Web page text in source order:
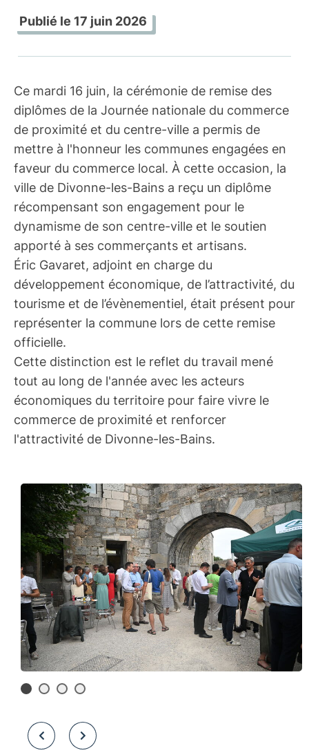
Publié le 17 juin 2026
Ce mardi 16 juin, la cérémonie de remise des
diplômes de la Journée nationale du commerce
de proximité et du centre-ville a permis de
mettre à l'honneur les communes engagées en
faveur du commerce local. À cette occasion, la
ville de Divonne-les-Bains a reçu un diplôme
récompensant son engagement pour le
dynamisme de son centre-ville et le soutien
apporté à ses commerçants et artisans.
Éric Gavaret, adjoint en charge du
développement économique, de l’attractivité, du
tourisme et de l’évènementiel, était présent pour
représenter la commune lors de cette remise
officielle.
Cette distinction est le reflet du travail mené
tout au long de l'année avec les acteurs
économiques du territoire pour faire vivre le
commerce de proximité et renforcer
l'attractivité de Divonne-les-Bains.